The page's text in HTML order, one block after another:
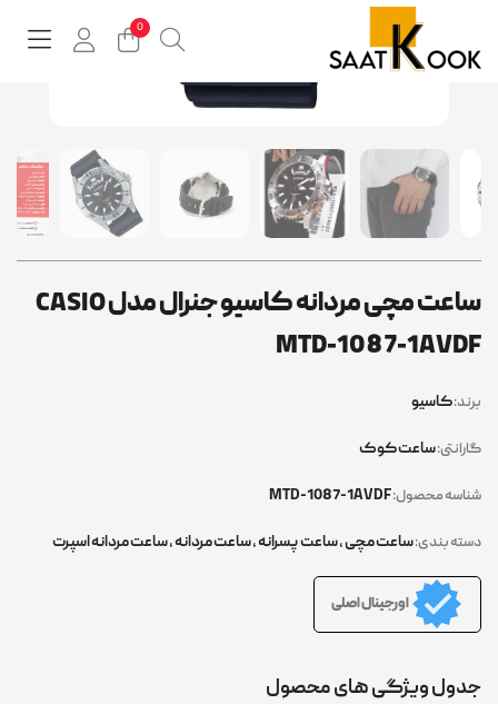
ساعت مچی مردانه کاسیو جنرال مدل CASIO
MTD-1087-
کاسیو
ساعت کوک
محصول:MTD-1087-1AVDF
بندی:ساعت مچی,ساعت پسرانه,ساعت مردانه,ساعت مردانه اسپرت
اورجینال اصلی
ویژگی های محصول